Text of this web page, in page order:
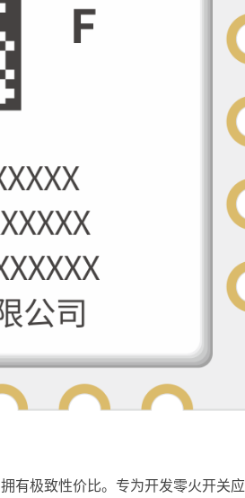
有极致性价比。专为开发零火开关应